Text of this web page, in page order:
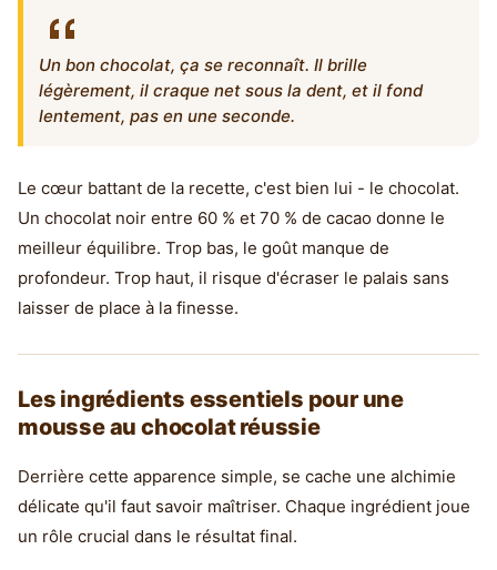
Un bon chocolat, ça se reconnaît. Il brille
légèrement, il craque net sous la dent, et il fond
lentement, pas en une seconde.
Le cœur battant de la recette, c'est bien lui - le chocolat.
Un chocolat noir entre 60 % et 70 % de cacao donne le
meilleur équilibre. Trop bas, le goût manque de
profondeur. Trop haut, il risque d'écraser le palais sans
laisser de place à la finesse.
Les ingrédients essentiels pour une
mousse au chocolat réussie
Derrière cette apparence simple, se cache une alchimie
délicate qu'il faut savoir maîtriser. Chaque ingrédient joue
un rôle crucial dans le résultat final.